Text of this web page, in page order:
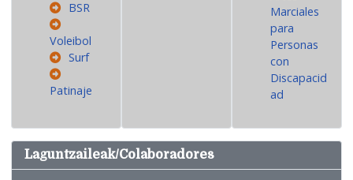
BSR
Voleibol
Surf
Patinaje
Marciales
para
Personas
con
Discapacid
ad
Laguntzaileak/Colaboradores